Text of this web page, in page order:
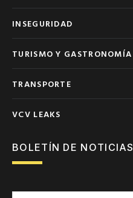
INSEGURIDAD
TURISMO Y GASTRONOMÍA
TRANSPORTE
VCV LEAKS
BOLETÍN DE NOTICIAS